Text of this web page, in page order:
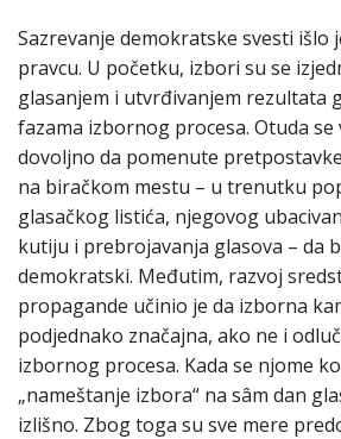
Sazrevanje demokratske svesti išlo
pravcu. U početku, izbori su se
glasanjem i utvrđivanjem rezultata
fazama izbornog procesa. Otuda se
dovoljno da pomenute
na biračkom mestu – u trenutku
glasačkog listića, njegovog
kutiju i prebrojavanja glasova – da
demokratski. Međutim, razvoj
propagande učinio je da izborna
podjednako značajna, ako ne i
izbornog procesa. Kada se njome
„nameštanje izbora“ na sâm dan
izlišno. Zbog toga su sve mere